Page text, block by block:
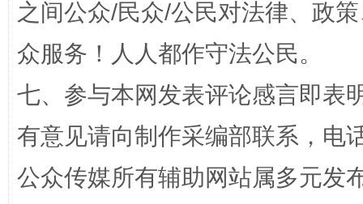
“蜀中异人”王建安的艺术幻境
之间公众/民众/公民对法律、政
众服务！人人都作守法公民。
七、参与本网发表评论感言即表
有意见请向制作采编部联系，电
公众传媒所有辅助网站属多元发